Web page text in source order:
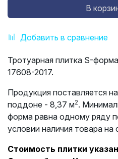
Добавить в сравнение
В
Тротуарная плитка S-
17608-2017.
Продукция поставляется
поддоне - 8,37 м2.
форма равна одному ряду
условии наличия товара на
Стоимость плитки